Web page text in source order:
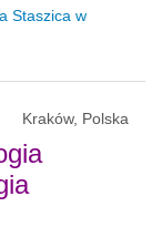
Staszica w
Kraków, Polska